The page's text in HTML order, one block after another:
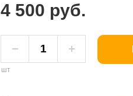
4 500 руб.
шт